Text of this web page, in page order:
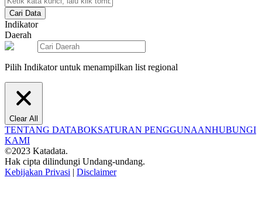
Cari Data
Indikator
Daerah
Pilih Indikator untuk menampilkan list regional
Clear All
TENTANG DATABOKSATURAN PENGGUNAANHUBUNGI
KAMI
©2023 Katadata.
Hak cipta dilindungi Undang-undang.
Kebijakan Privasi | Disclaimer